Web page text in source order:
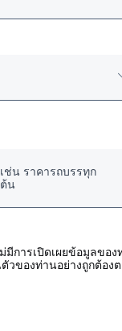
มีการเปิดเผยข้อมูลขอ
วของท่านอย่างถูกต้อง